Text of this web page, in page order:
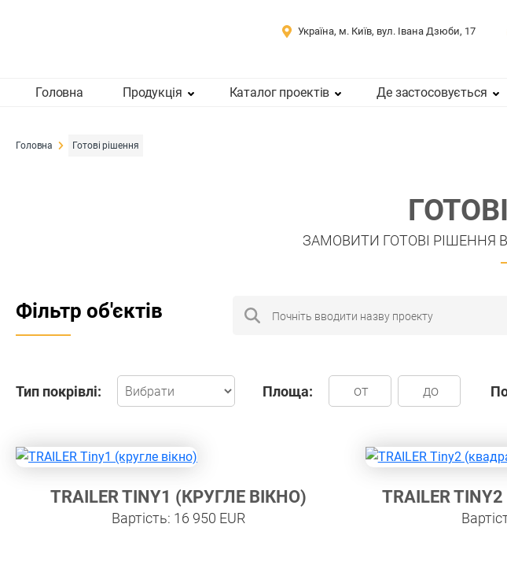
Україна, м. Київ, вул. Івана Дзюби, 17
Головна Продукція Каталог проектів Де застосовується
Головна Готові рішення
ЗАМОВИТИ ГОТОВІ РІШЕННЯ
Фільтр об'єктів
Тип покрівлі: Площа:
TRAILER TINY1 (КРУГЛЕ ВІКНО)
Вартість: 16 950 EUR
TRAILER